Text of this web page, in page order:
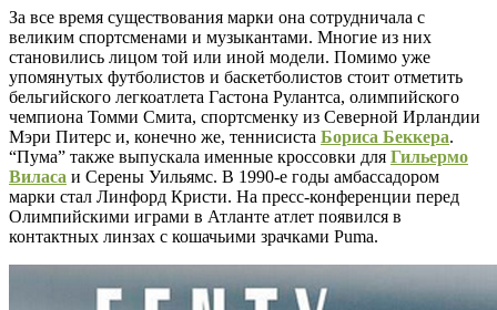
За все время существования марки она сотрудничала с
великим спортсменами и музыкантами. Многие из них
становились лицом той или иной модели. Помимо уже
упомянутых футболистов и баскетболистов стоит отметить
бельгийского легкоатлета Гастона Рулантса, олимпийского
чемпиона Томми Смита, спортсменку из Северной Ирландии
Мэри Питерс и, конечно же, теннисиста Бориса Беккера.
“Пума” также выпускала именные кроссовки для Гильермо
Виласа и Серены Уильямс. В 1990-е годы амбассадором
марки стал Линфорд Кристи. На пресс-конференции перед
Олимпийскими играми в Атланте атлет появился в
контактных линзах с кошачьими зрачками Puma.